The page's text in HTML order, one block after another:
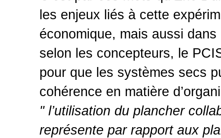
les enjeux liés à cette
économique, mais aussi
selon les concepteurs, le
pour que les systèmes secs
cohérence en matière
" l’utilisation du plancher
représente par rapport aux